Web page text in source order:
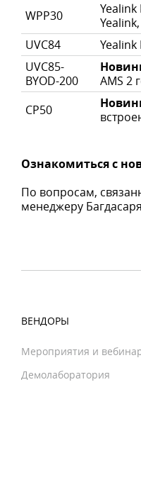
WPP30
UVC84
Yealink
UVC85-
BYOD-200
AMS 2
CP50
Ознакомиться с
По вопросам,
менеджеру
ВЕНДОРЫ
Мероприятия и
Демолаборатория